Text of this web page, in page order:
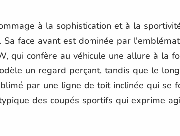
à la sophistication et à la
face avant est dominée par
qui confère au véhicule une allure à la
un regard perçant, tandis que le
par une ligne de toit inclinée qui se
des coupés sportifs qui exprime